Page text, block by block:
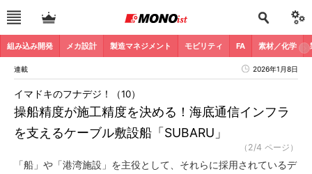
組み込み開発 メカ設計 製造マネジメント モビリティ FA 素材／化学
連載 2026年1月8日
操船精度が施工精度を決める！海底通信インフラ
を支えるケーブル敷設船「SUBARU」
イマドキのフナデジ！（10）
（2/4 ページ）
「船」や「港湾施設」を主役として、それらに採用されているデ